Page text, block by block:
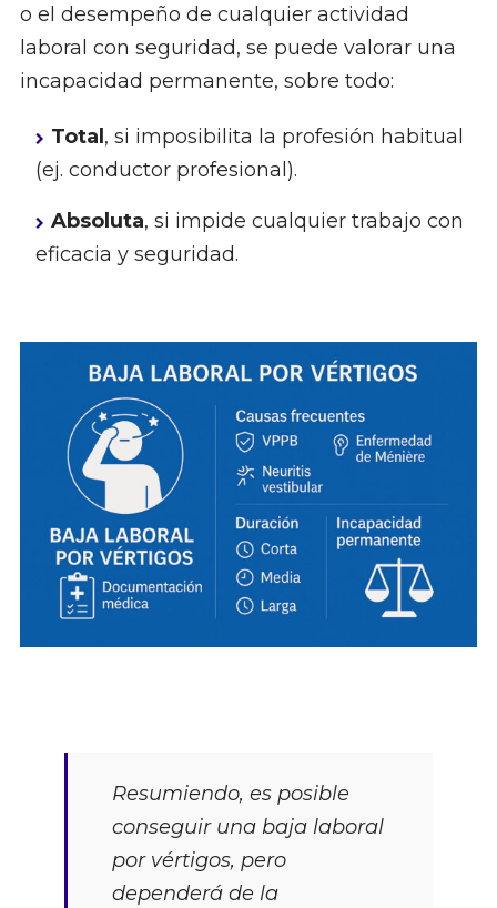
o el desempeño de cualquier actividad
laboral con seguridad, se puede valorar una
incapacidad permanente, sobre todo:
Total , si imposibilita la profesión habitual
(ej. conductor profesional).
Absoluta, si impide cualquier trabajo con
eficacia y seguridad.
Resumiendo, es posible
conseguir una baja laboral
por vértigos, pero
dependerá de la